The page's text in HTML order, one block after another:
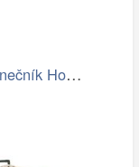
Zahradní slunečník Houseland Vexon s…